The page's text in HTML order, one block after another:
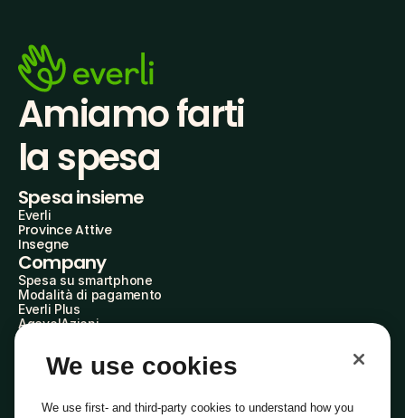
Amiamo farti
la spesa
Spesa insieme
Everli
Province Attive
Insegne
Company
Spesa su smartphone
Modalità di pagamento
Everli Plus
AgevolAzioni
Everli Shoppers
Scopri chi siamo
We use cookies
We use first- and third-party cookies to understand how you